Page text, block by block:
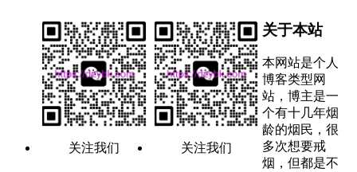
关注我们 关注我们
关于本站
本网站是个人
博客类型网
站，博主是一
个有十几年烟
龄的烟民，很
多次想要戒
烟，但都是不